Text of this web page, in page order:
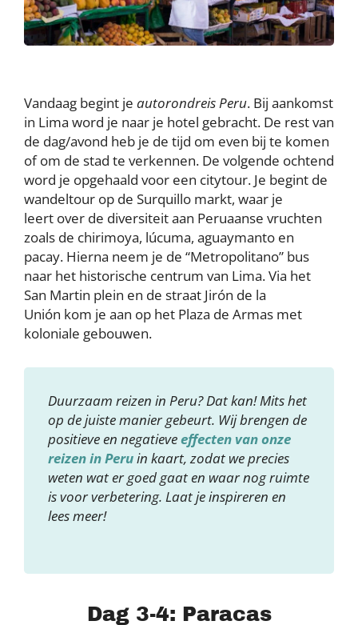
Vandaag begint je autorondreis Peru. Bij aankomst
in Lima word je naar je hotel gebracht. De rest van
de dag/avond heb je de tijd om even bij te komen
of om de stad te verkennen. De volgende ochtend
word je opgehaald voor een citytour. Je begint de
wandeltour op de Surquillo markt, waar je
leert over de diversiteit aan Peruaanse vruchten
zoals de chirimoya, lúcuma, aguaymanto en
pacay. Hierna neem je de “Metropolitano” bus
naar het historische centrum van Lima. Via het
San Martin plein en de straat Jirón de la
Unión kom je aan op het Plaza de Armas met
koloniale gebouwen.
Duurzaam reizen in Peru? Dat kan! Mits het
op de juiste manier gebeurt. Wij brengen de
positieve en negatieveeffecten van onze
reizen in Peruin kaart, zodat we precies
weten wat er goed gaat en waar nog ruimte
is voor verbetering. Laat je inspireren en
lees meer!
Dag 3-4: Paracas